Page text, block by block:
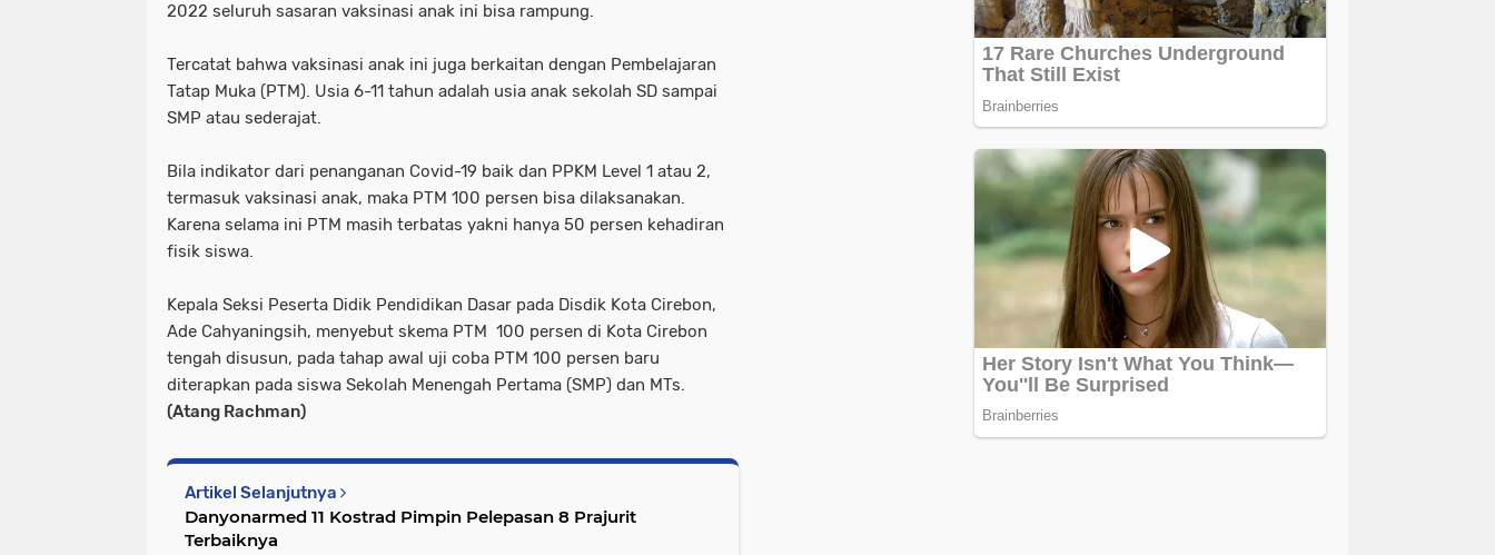
2022 seluruh sasaran vaksinasi anak ini bisa rampung.
Tercatat bahwa vaksinasi anak ini juga berkaitan dengan Pembelajaran
Tatap Muka (PTM). Usia 6-11 tahun adalah usia anak sekolah SD sampai
SMP atau sederajat.
Bila indikator dari penanganan Covid-19 baik dan PPKM Level 1 atau 2,
termasuk vaksinasi anak, maka PTM 100 persen bisa dilaksanakan.
Karena selama ini PTM masih terbatas yakni hanya 50 persen kehadiran
fisik siswa.
Kepala Seksi Peserta Didik Pendidikan Dasar pada Disdik Kota Cirebon,
Ade Cahyaningsih, menyebut skema PTM 100 persen di Kota Cirebon
tengah disusun, pada tahap awal uji coba PTM 100 persen baru
diterapkan pada siswa Sekolah Menengah Pertama (SMP) dan MTs.
(Atang Rachman)
Artikel Selanjutnya
Danyonarmed 11 Kostrad Pimpin Pelepasan 8 Prajurit
Terbaiknya